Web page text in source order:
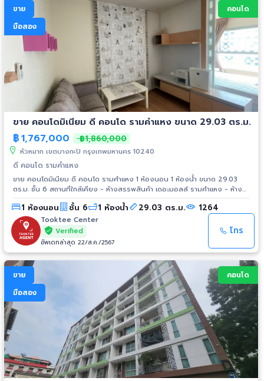
ขาย
มือสอง
คอนโด
ขาย คอนโดมิเนียม ดี คอนโด รามคำแหง ขนาด 29.03 ตร.ม.
฿1,767,000 ฿1,860,000
หัวหมาก เขตบางกะปิ กรุงเทพมหานคร 10240
ดี คอนโด รามคำแหง
ขาย คอนโดมิเนียม ดี คอนโด รามคำแหง 1 ห้องนอน 1 ห้องน้ำ ขนาด 29.03
ตร.ม. ชั้น 6 สถานที่ใกล้เคียง - ห้างสรรพสินค้า เดอะมอลล์ รามคำแหง - ห้าง
สรรพสินค้า บิ๊กซี - ฟู้ดแลนด์ - รพ. สมิติเวช ศรีนครินทร์
1 ห้องนอน ชั้น 6 1 ห้องน้ำ 29.03 ตร.ม. 1264
Tooktee Center
Verified
อัพเดทล่าสุด 22/ส.ค./2567
โทร
ขาย
มือสอง
คอนโด